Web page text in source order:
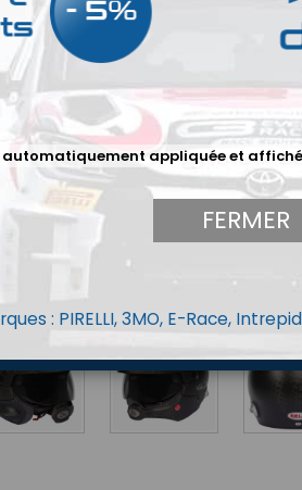
automatiquement appliquée et
FERMER
: PIRELLI, 3MO, E-Race,